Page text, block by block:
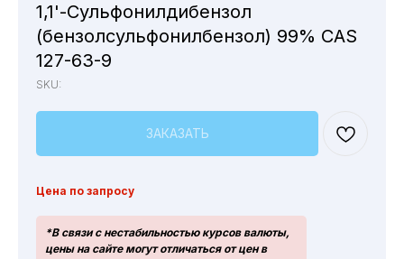
1,1'-Сульфонилдибензол
(бензолсульфонилбензол) 99% CAS
127-63-9
SKU:
ЗАКАЗАТЬ
Цена по запросу
*В связи с нестабильностью курсов валюты,
цены на сайте могут отличаться от цен в